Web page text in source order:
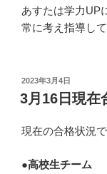
あすたは学力UP
常に考え指導して
投
稿
日:
2023年3月4日
3月16日現在
現在の合格状況で
●高校生チーム